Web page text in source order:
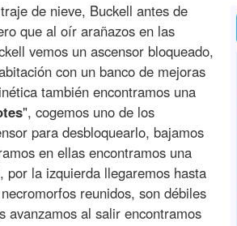
de nieve, Buckell antes de
que al oír arañazos en las
vemos un ascensor bloqueado,
con un banco de mejoras
también encontramos una
", cogemos uno de los
para desbloquearlo, bajamos
en ellas encontramos una
por la izquierda llegaremos hasta
reunidos, son débiles
avanzamos al salir encontramos